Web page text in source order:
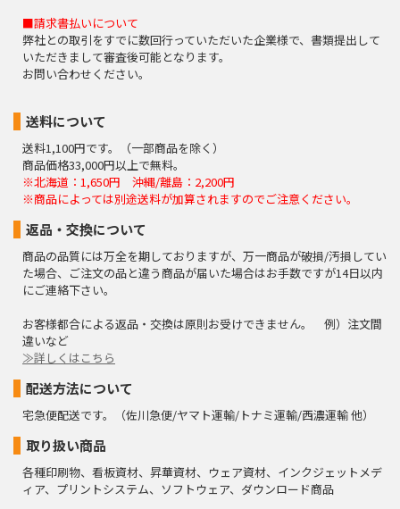
■請求書払いについて
弊社との取引をすでに数回行っていただいた企業様で、書類提出して
いただきまして審査後可能となります。
お問い合わせください。
送料について
送料1,100円です。（一部商品を除く）
商品価格33,000円以上で無料。
※北海道：1,650円 沖縄/離島：2,200円
※商品によっては別途送料が加算されますのでご注意ください。
返品・交換について
商品の品質には万全を期しておりますが、万一商品が破損/汚損してい
た場合、ご注文の品と違う商品が届いた場合はお手数ですが14日以内
にご連絡下さい。
お客様都合による返品・交換は原則お受けできません。 例）注文間
違いなど
≫詳しくはこちら
配送方法について
宅急便配送です。（佐川急便/ヤマト運輸/トナミ運輸/西濃運輸 他）
取り扱い商品
各種印刷物、看板資材、昇華資材、ウェア資材、インクジェットメデ
ィア、プリントシステム、ソフトウェア、ダウンロード商品